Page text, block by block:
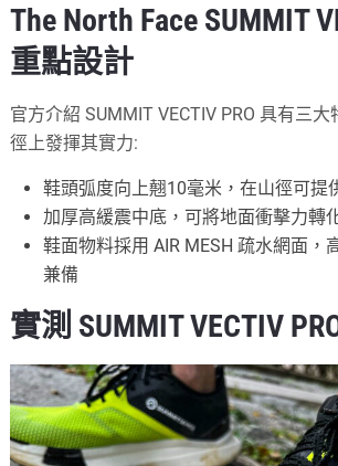
The North Face SUMMIT
重點設計
官方介紹 SUMMIT VECTIV PRO 具有三
徑上發揮其實力:
鞋頭弧度向上翹10毫米，在山徑可提
加厚高緩震中底，可將地面衝擊力轉
鞋面物料採用 AIR MESH 疏水網面，
兼備
實測 SUMMIT VECTIV